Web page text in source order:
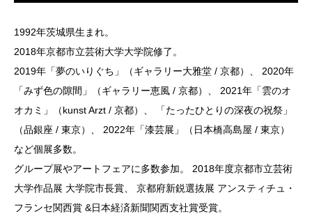
1992年茨城県生まれ。
2018年京都市立芸術大学大学院修了。
2019年「夢のいりぐち」（ギャラリー大雅堂 / 京都）、 2020年
「みず色の隙間」（ギャラリー恵風 / 京都）、 2021年「雲のオ
オカミ」（kunst Arzt / 京都）、 「たったひとりの深夜の祝祭」
（品銀座 / 東京）、 2022年「漆芸展」（日本橋高島屋 / 東京）
など個展多数。
グループ展やアートフェアに多数参加。 2018年度京都市立芸術
大学作品展 大学院市長賞、 京都府新鋭選抜展 アンスティチュ・
フランセ関西賞 &日本経済新聞関西支社賞受賞。